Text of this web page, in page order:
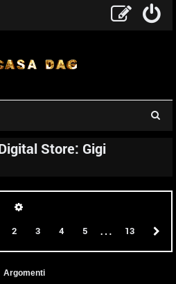
Store: Gigi
Cerca
di
2 3 4 5 … 13
Argomenti